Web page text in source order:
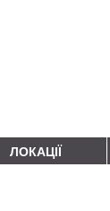
ЛОКАЦІЇ